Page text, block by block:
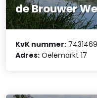
de Brouwer
KvK nummer:
Adres: Oelemarkt 17